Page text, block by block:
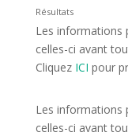
Résultats
Les informations
celles-ci avant
Cliquez ICI pour
Les informations
celles-ci avant